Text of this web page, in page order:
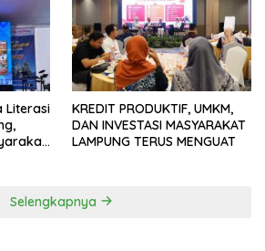
Literasi
KREDIT PRODUKTIF, UMKM,
DAN INVESTASI MASYARAKAT
LAMPUNG TERUS MENGUAT
Selengkapnya